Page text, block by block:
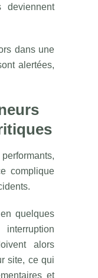
deviennent
dans une
alertées,
complique
quelques
alors
site, ce qui
et